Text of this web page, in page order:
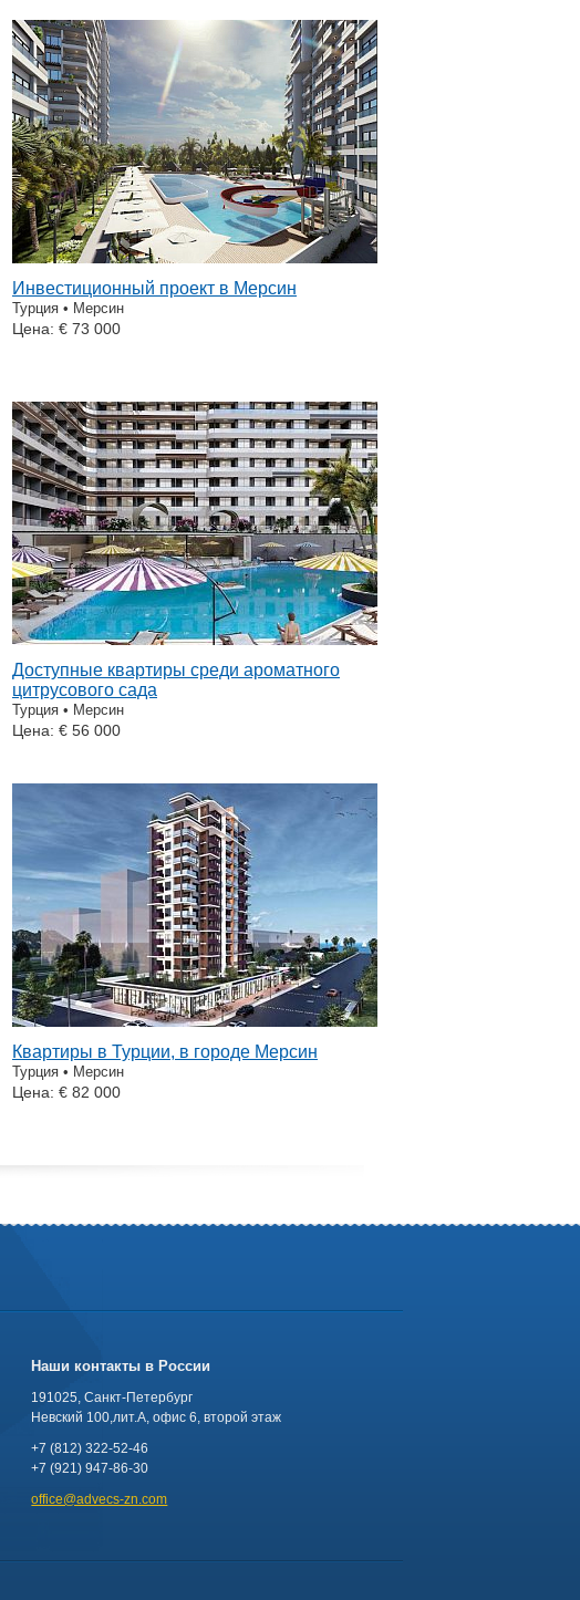
Инвестиционный проект в Мерсин
Турция • Мерсин
Цена: € 73 000
Доступные квартиры среди ароматного
цитрусового сада
Турция • Мерсин
Цена: € 56 000
Квартиры в Турции, в городе Мерсин
Турция • Мерсин
Цена: € 82 000
Наши контакты в России
191025, Санкт-Петербург
Невский 100,лит.А, офис 6, второй этаж
+7 (812) 322-52-46
+7 (921) 947-86-30
office@advecs-zn.com